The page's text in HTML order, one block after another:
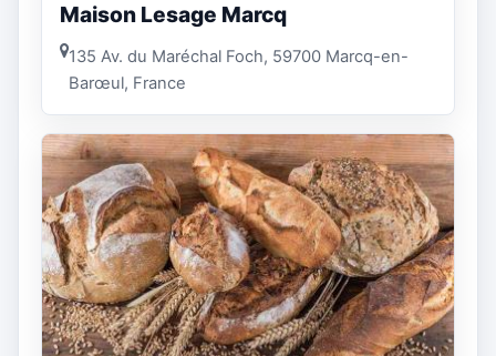
Maison Lesage Marcq
135 Av. du Maréchal Foch, 59700 Marcq-en-
Barœul, France